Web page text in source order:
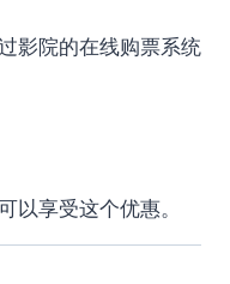
影院的在线购票系统
以享受这个优惠。